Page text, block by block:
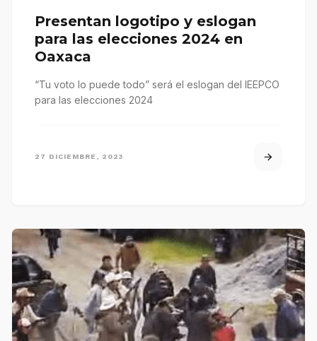
Presentan logotipo y eslogan
para las elecciones 2024 en
Oaxaca
“Tu voto lo puede todo” será el eslogan del IEEPCO
para las elecciones 2024
27 DICIEMBRE, 2023